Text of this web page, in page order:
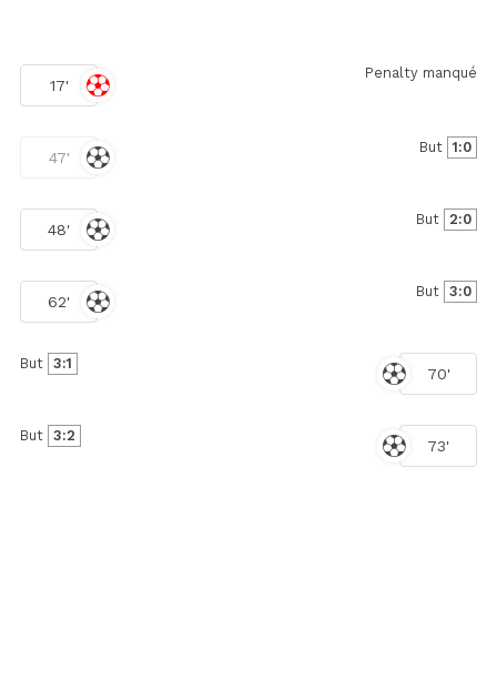
17'
Penalty manqué
47'
But 1:0
48'
But 2:0
62'
But 3:0
70'
But 3:1
73'
But 3:2